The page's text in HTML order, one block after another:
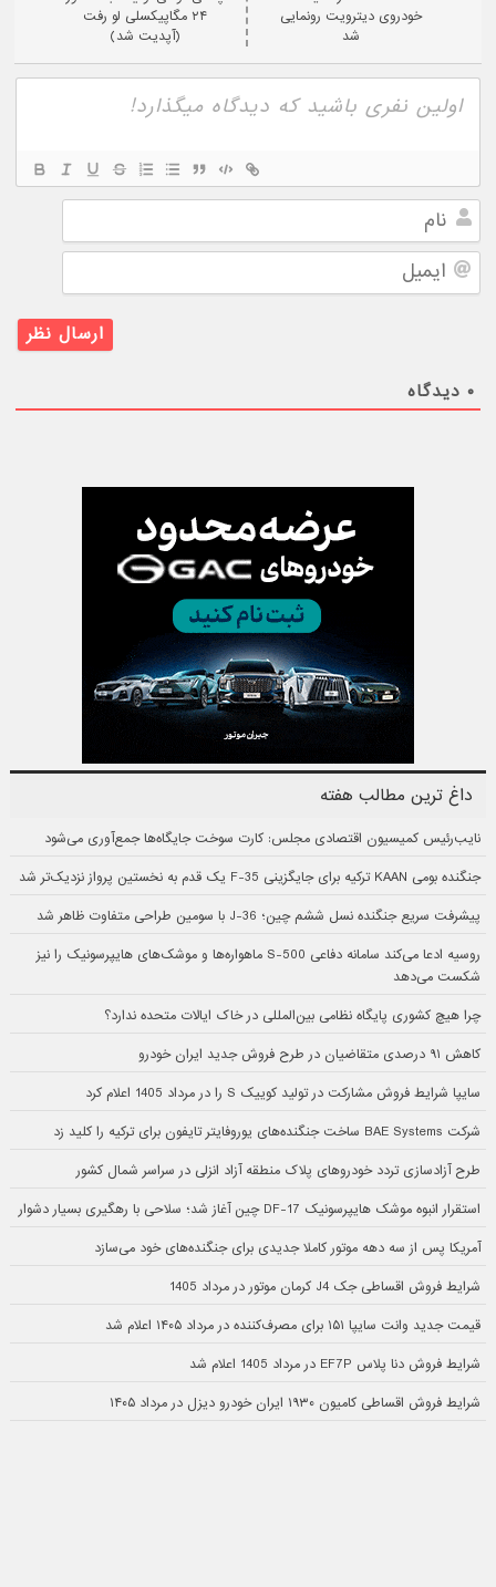
۲۴ مگاپیکسلی لو رفت
(آپدیت شد)
خودروی دیترویت رونمایی
شد
نام
ایمیل
۰ دیدگاه
داغ ترین مطالب هفته
نایب‌رئیس کمیسیون اقتصادی مجلس: کارت سوخت جایگاه‌ها جمع‌آوری می‌شود
جنگنده بومی KAAN ترکیه برای جایگزینی F-35 یک قدم به نخستین پرواز نزدیک‌تر شد
پیشرفت سریع جنگنده نسل ششم چین؛ J-36 با سومین طراحی متفاوت ظاهر شد
روسیه ادعا می‌کند سامانه دفاعی S-500 ماهواره‌ها و موشک‌های هایپرسونیک را نیز
شکست می‌دهد
چرا هیچ کشوری پایگاه نظامی بین‌المللی در خاک ایالات متحده ندارد؟
کاهش ۹۱ درصدی متقاضیان در طرح فروش جدید ایران خودرو
سایپا شرایط فروش مشارکت در تولید کوییک S را در مرداد 1405 اعلام کرد
شرکت BAE Systems ساخت جنگنده‌های یوروفایتر تایفون برای ترکیه را کلید زد
طرح آزادسازی تردد خودروهای پلاک منطقه آزاد انزلی در سراسر شمال کشور
استقرار انبوه موشک هایپرسونیک DF-17 چین آغاز شد؛ سلاحی با رهگیری بسیار دشوار
آمریکا پس از سه دهه موتور کاملا جدیدی برای جنگنده‌های خود می‌سازد
شرایط فروش اقساطی جک J4 کرمان موتور در مرداد 1405
قیمت جدید وانت سایپا ۱۵۱ برای مصرف‌کننده در مرداد ۱۴۰۵ اعلام شد
شرایط فروش دنا پلاس EF7P در مرداد 1405 اعلام شد
شرایط فروش اقساطی کامیون ۱۹۳۰ ایران خودرو دیزل در مرداد ۱۴۰۵